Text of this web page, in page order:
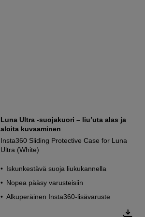
Luna Ultra -suojakuori – liu’uta alas ja
aloita kuvaaminen
Insta360 Sliding Protective Case for Luna
Ultra (White)
Iskunkestävä suoja liukukannella
Nopea pääsy varusteisiin
Alkuperäinen Insta360-lisävaruste